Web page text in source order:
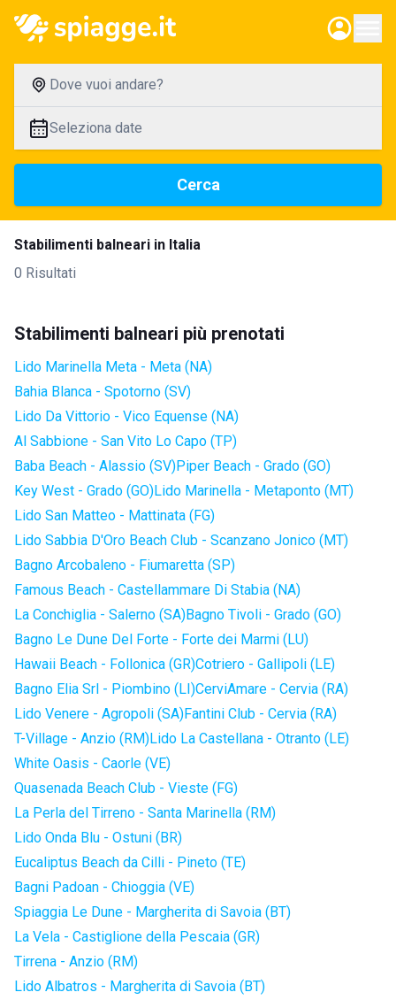
Dove vuoi andare?
Seleziona date
Cerca
Stabilimenti balneari in Italia
0 Risultati
Stabilimenti balneari più prenotati
Lido Marinella Meta - Meta (NA)
Bahia Blanca - Spotorno (SV)
Lido Da Vittorio - Vico Equense (NA)
Al Sabbione - San Vito Lo Capo (TP)
Baba Beach - Alassio (SV)Piper Beach - Grado (GO)
Key West - Grado (GO)Lido Marinella - Metaponto (MT)
Lido San Matteo - Mattinata (FG)
Lido Sabbia D'Oro Beach Club - Scanzano Jonico (MT)
Bagno Arcobaleno - Fiumaretta (SP)
Famous Beach - Castellammare Di Stabia (NA)
La Conchiglia - Salerno (SA)Bagno Tivoli - Grado (GO)
Bagno Le Dune Del Forte - Forte dei Marmi (LU)
Hawaii Beach - Follonica (GR)Cotriero - Gallipoli (LE)
Bagno Elia Srl - Piombino (LI)CerviAmare - Cervia (RA)
Lido Venere - Agropoli (SA)Fantini Club - Cervia (RA)
T-Village - Anzio (RM)Lido La Castellana - Otranto (LE)
White Oasis - Caorle (VE)
Quasenada Beach Club - Vieste (FG)
La Perla del Tirreno - Santa Marinella (RM)
Lido Onda Blu - Ostuni (BR)
Eucaliptus Beach da Cilli - Pineto (TE)
Bagni Padoan - Chioggia (VE)
Spiaggia Le Dune - Margherita di Savoia (BT)
La Vela - Castiglione della Pescaia (GR)
Tirrena - Anzio (RM)
Lido Albatros - Margherita di Savoia (BT)